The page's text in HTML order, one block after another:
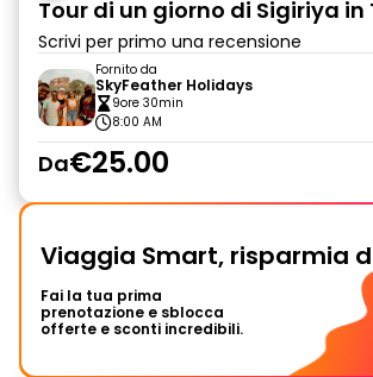
Tour di un giorno di Sigiriya in
Scrivi per primo una recensione
Fornito da
SkyFeather Holidays
9ore 30min
8:00 AM
Da€25.00
Viaggia Smart, risparmia
Fai la tua prima
prenotazione e sblocca
offerte e sconti incredibili.